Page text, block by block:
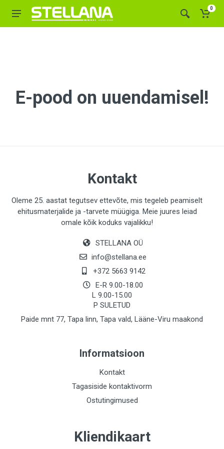
0
E-pood on uuendamisel!
Kontakt
Oleme 25. aastat tegutsev ettevõte, mis tegeleb peamiselt
ehitusmaterjalide ja -tarvete müügiga. Meie juures leiad
omale kõik koduks vajalikku!
STELLANA OÜ
info@stellana.ee
+372 5663 9142
E-R 9.00-18.00
L 9.00-15.00
P SULETUD
Paide mnt 77, Tapa linn, Tapa vald, Lääne-Viru maakond
Informatsioon
Kontakt
Tagasiside kontaktivorm
Ostutingimused
Kliendikaart